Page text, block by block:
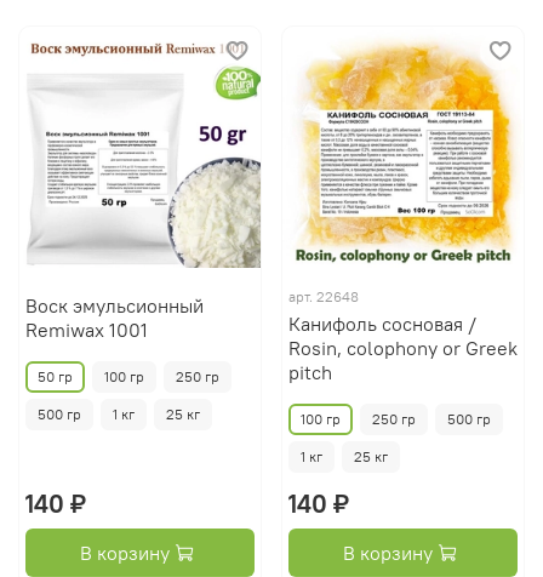
Воск эмульсионный
Remiwax 1001
50 гр 100 гр 250 гр
500 гр 1 кг 25 кг
140 ₽
В корзину
арт. 22648
Канифоль сосновая /
Rosin, colophony or Greek
pitch
100 гр 250 гр 500 гр
1 кг 25 кг
140 ₽
В корзину